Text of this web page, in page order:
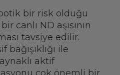
bir risk olduğu
canlı ND aşısının
tavsiye edilir.
ile
aktif